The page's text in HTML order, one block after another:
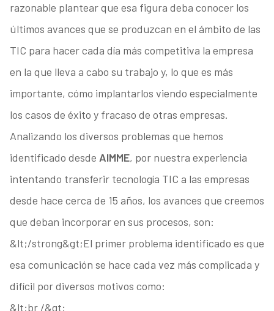
razonable plantear que esa figura deba conocer los
últimos avances que se produzcan en el ámbito de las
TIC para hacer cada día más competitiva la empresa
en la que lleva a cabo su trabajo y, lo que es más
importante, cómo implantarlos viendo especialmente
los casos de éxito y fracaso de otras empresas.
Analizando los diversos problemas que hemos
identificado desde AIMME, por nuestra experiencia
intentando transferir tecnología TIC a las empresas
desde hace cerca de 15 años, los avances que creemos
que deban incorporar en sus procesos, son:
&lt;/strong&gt;El primer problema identificado es que
esa comunicación se hace cada vez más complicada y
difícil por diversos motivos como:
&lt;br /&gt;